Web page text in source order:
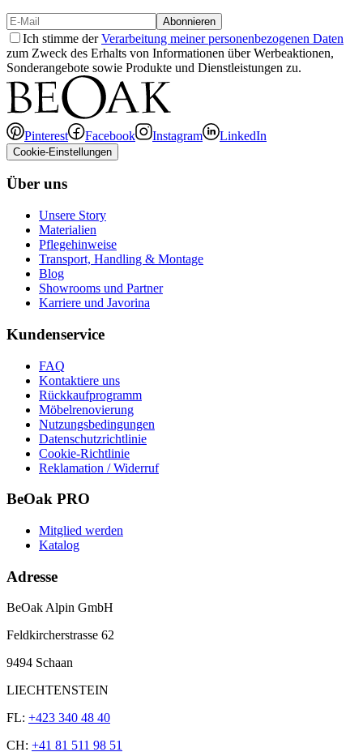
Abonnieren
Ich stimme derVerarbeitung meiner personenbezogenen Daten
zum Zweck des Erhalts von Informationen über Werbeaktionen,
Sonderangebote sowie Produkte und Dienstleistungen zu.
Pinterest Facebook Instagram LinkedIn
Cookie-Einstellungen
Über uns
Unsere Story
Materialien
Pflegehinweise
Transport, Handling & Montage
Blog
Showrooms und Partner
Karriere und Javorina
Kundenservice
FAQ
Kontaktiere uns
Rückkaufprogramm
Möbelrenovierung
Nutzungsbedingungen
Datenschutzrichtlinie
Cookie-Richtlinie
Reklamation / Widerruf
BeOak PRO
Mitglied werden
Katalog
Adresse
BeOak Alpin GmbH
Feldkircherstrasse 62
9494 Schaan
LIECHTENSTEIN
FL: +423 340 48 40
CH: +41 81 511 98 51